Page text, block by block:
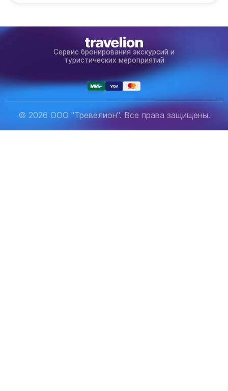
Сервис бронирования экскурсий и
туристических мероприятий
© 2026 ООО "Тревелион". Все права защищены.